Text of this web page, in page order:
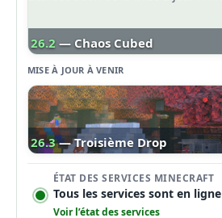
26.2 — Chaos Cubed
MISE À JOUR À VENIR
26.3 — Troisième Drop
ÉTAT DES SERVICES MINECRAFT
Tous les services sont en ligne
Voir l’état des services